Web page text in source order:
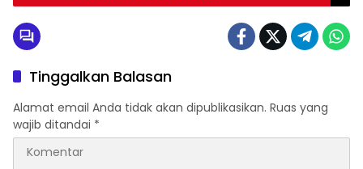
Tinggalkan Balasan
Alamat email Anda tidak akan dipublikasikan. Ruas yang
wajib ditandai *